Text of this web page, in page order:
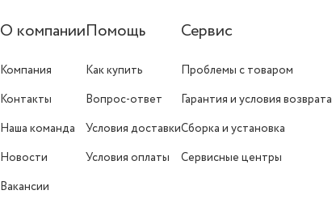
О компании
Компания
Контакты
Наша команда
Новости
Вакансии
Помощь
Как купить
Вопрос-ответ
Условия доставки
Условия оплаты
Сервис
Проблемы с товаром
Гарантия и условия возврата
Сборка и установка
Сервисные центры